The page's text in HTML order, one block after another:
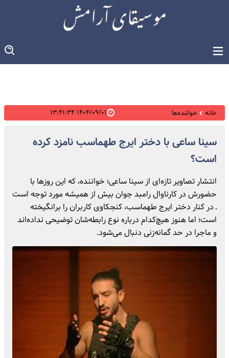
خانه خواننده‌ها ۱۴۰۴/۰۹/۰۱ ۱۳:۴۱:۳۴
سینا ساعی با دختر ایرج طهماسب نامزد کرده
است؟
انتشار تصاویر تازه‌ای از سینا ساعی؛ خواننده، که این روزها با
حضورش در کارناوال رامبد جوان بیش از همیشه مورد توجه است
ـ در کنار دختر ایرج طهماسب، کنجکاوی کاربران را برانگیخته
است؛ اما هنوز هیچ‌کدام درباره نوع رابطه‌شان توضیحی نداده‌اند
و ماجرا در حد گمانه‌زنی دنبال می‌شود.